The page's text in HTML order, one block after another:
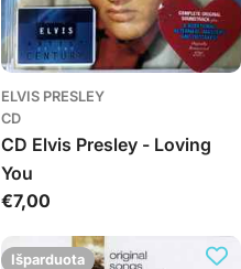
ELVIS PRESLEY
CD
CD Elvis Presley - Loving
You
Įprasta
€7,00
Išparduota